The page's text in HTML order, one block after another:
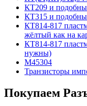
КТ209 и
КТ315 и
КТ814-817
жёлтый как на
КТ814-817
нужны)
М45304
Транзисторы
Покупаем